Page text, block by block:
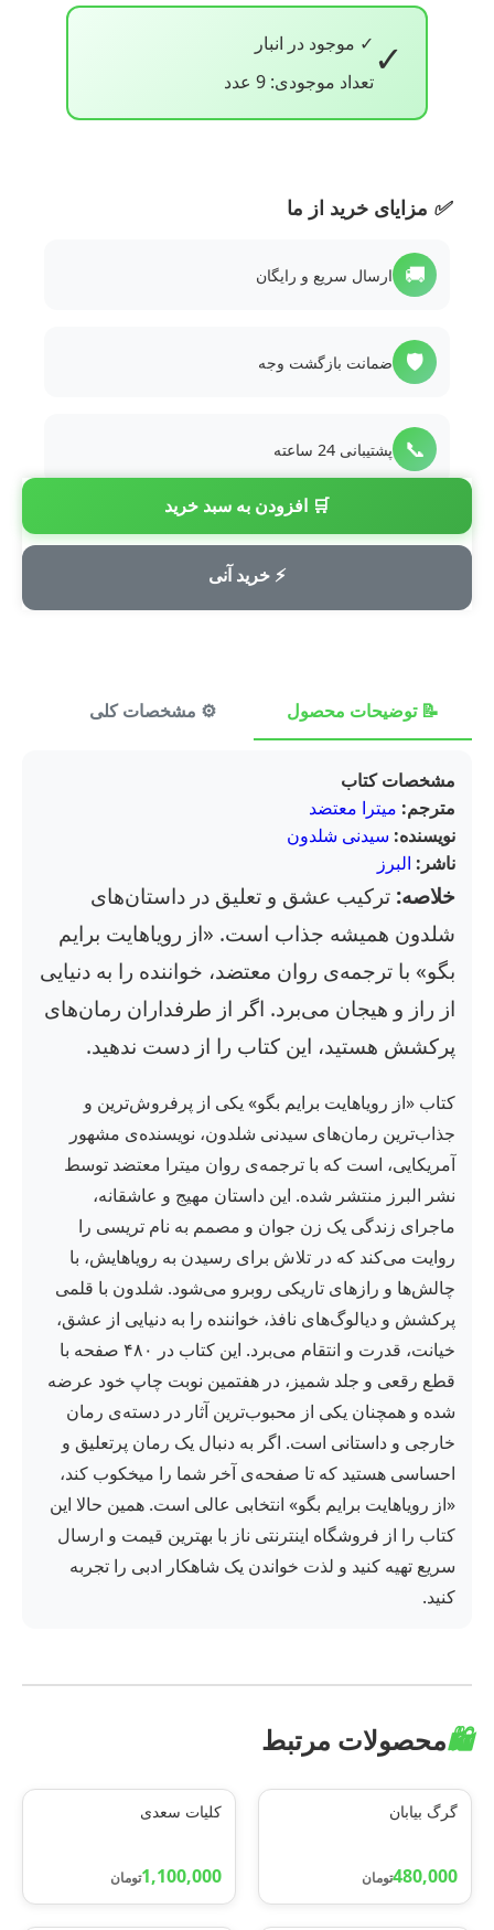
✓ ✓ موجود در انبار
تعداد موجودی: 9 عدد
🛒 افزودن به سبد خرید
⚡ خرید آنی
✅ مزایای خرید از ما
🚚 ارسال سریع و رایگان
🛡️ ضمانت بازگشت وجه
📞 پشتیبانی 24 ساعته
💳 پرداخت امن
📝 توضیحات محصول ⚙️ مشخصات کلی
مشخصات کتاب
مترجم: میترا معتضد
نویسنده: سیدنی شلدون
ناشر: البرز
خلاصه: ترکیب عشق و تعلیق در داستان‌های
شلدون همیشه جذاب است. «از رویاهایت برایم
بگو» با ترجمه‌ی روان معتضد، خواننده را به دنیایی
از راز و هیجان می‌برد. اگر از طرفداران رمان‌های
پرکشش هستید، این کتاب را از دست ندهید.
کتاب «از رویاهایت برایم بگو» یکی از پرفروش‌ترین و
جذاب‌ترین رمان‌های سیدنی شلدون، نویسنده‌ی مشهور
آمریکایی، است که با ترجمه‌ی روان میترا معتضد توسط
نشر البرز منتشر شده. این داستان مهیج و عاشقانه،
ماجرای زندگی یک زن جوان و مصمم به نام تریسی را
روایت می‌کند که در تلاش برای رسیدن به رویاهایش، با
چالش‌ها و رازهای تاریکی روبرو می‌شود. شلدون با قلمی
پرکشش و دیالوگ‌های نافذ، خواننده را به دنیایی از عشق،
خیانت، قدرت و انتقام می‌برد. این کتاب در ۴۸۰ صفحه با
قطع رقعی و جلد شمیز، در هفتمین نوبت چاپ خود عرضه
شده و همچنان یکی از محبوب‌ترین آثار در دسته‌ی رمان
خارجی و داستانی است. اگر به دنبال یک رمان پرتعلیق و
احساسی هستید که تا صفحه‌ی آخر شما را میخکوب کند،
«از رویاهایت برایم بگو» انتخابی عالی است. همین حالا این
کتاب را از فروشگاه اینترنتی ناز با بهترین قیمت و ارسال
سریع تهیه کنید و لذت خواندن یک شاهکار ادبی را تجربه
کنید.
🛍️محصولات مرتبط
گرگ بیابان
480,000تومان
کلیات سعدی
1,100,000تومان